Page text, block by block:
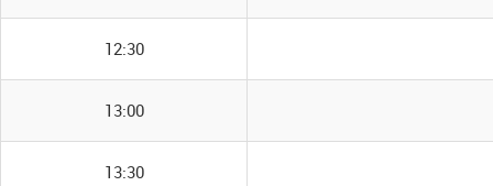
12:30
13:00
13:30